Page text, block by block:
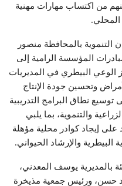
من اكتساب مهارات مهنية
المحلي.
بالمحافظة منصور
المؤسسة الرامية إلى
الوعي البيطري في المديريات
وتحسين جودة الإنتاج
نطاق البرامج التدريبية
والتنموية، بما يلبي
على إيجاد كوادر محلية مؤهلة
البيطرية والإرشاد الحيواني.
بالمديرية يوسف المعدني،
حسن، ورئيس جمعية مذيخرة